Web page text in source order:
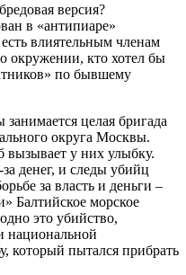
версия?
в «антипиаре»
влиятельным членам
окружении, кто хотел бы
по бывшему
целая бригада
округа Москвы.
вызывает у них улыбку.
денег, и следы убийц
за власть и деньги –
Балтийское морское
это убийство,
национальной
который пытался прибрать